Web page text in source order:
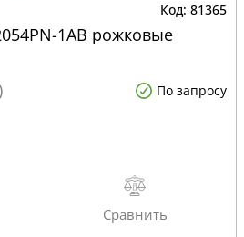
81365
1AB рожковые
По запросу